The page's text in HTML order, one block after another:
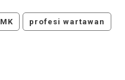
profesi wartawan